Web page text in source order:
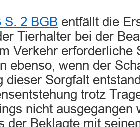
S. 2 BGB entfällt die
Tierhalter bei der
Verkehr erforderliche
ebenso, wenn der
dieser Sorgfalt
trotz
nicht ausgegangen
der Beklagte mit